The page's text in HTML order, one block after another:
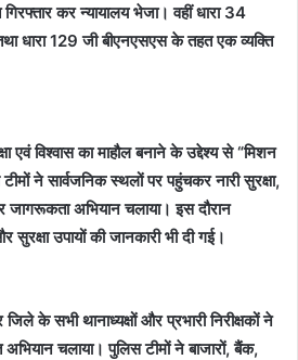
कर न्यायालय भेजा। वहीं धारा 34
धारा 129 जी बीएनएसएस के तहत एक व्यक्ति
एवं विश्वास का माहौल बनाने के उद्देश्य से “मिशन
ने सार्वजनिक स्थलों पर पहुंचकर नारी सुरक्षा,
अभियान चलाया। इस दौरान
उपायों की जानकारी भी दी गई।
के सभी थानाध्यक्षों और प्रभारी निरीक्षकों ने
चलाया। पुलिस टीमों ने बाजारों, बैंक,